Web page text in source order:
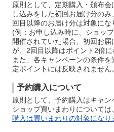
原則として、定期購入・頒布
し込みをした初回お届け分の
回目以降のお届け分は対象にな
(例：お申し込み時に、ショッ
開催されていた場合、初回お
が、2回目以降はポイント2倍
また、各キャンペーンの条件
定ポイントには反映されません
予約購入について
原則として、予約購入はキャン
ショップ買いまわりについては、
購入は買いまわりの対象になり